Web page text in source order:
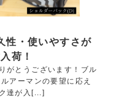
性・使いやすさが
荷！
がとうございます！ブル
アーマンの要望に応え
達が入[...]